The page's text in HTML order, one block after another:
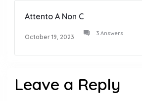
Attento A Non C
October 19, 2023 3 Answers
Leave a Reply